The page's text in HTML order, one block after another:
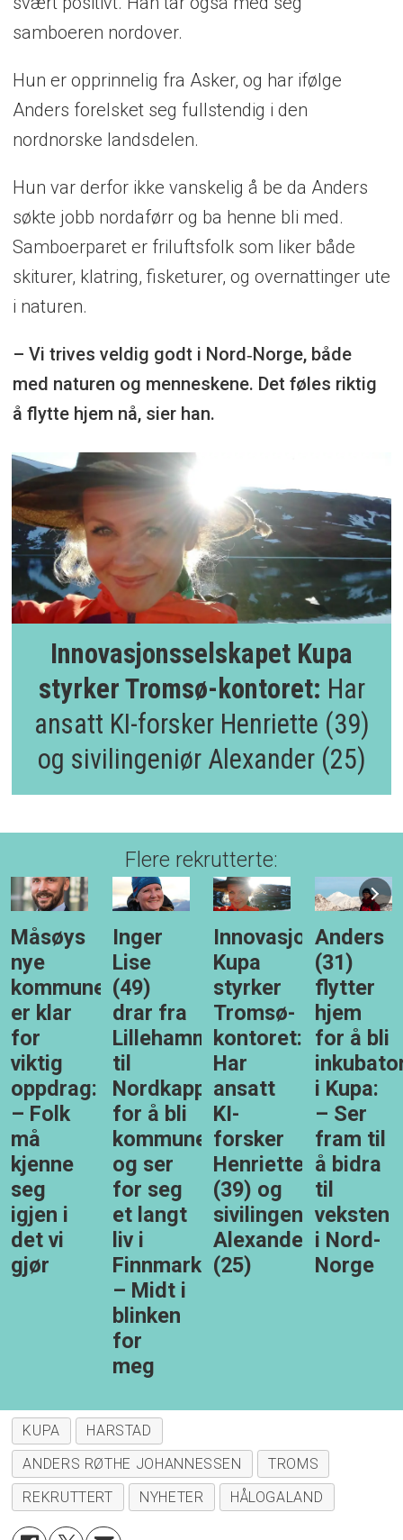
samboeren nordover.
Hun er opprinnelig fra Asker, og har ifølge
Anders forelsket seg fullstendig i den
nordnorske landsdelen.
Hun var derfor ikke vanskelig å be da Anders
søkte jobb nordaførr og ba henne bli med.
Samboerparet er friluftsfolk som liker både
skiturer, klatring, fisketurer, og overnattinger ute
i naturen.
– Vi trives veldig godt i Nord‑Norge, både
med naturen og menneskene. Det føles riktig
å flytte hjem nå, sier han.
Innovasjonsselskapet Kupa
styrker Tromsø-kontoret: Har
ansatt KI-forsker Henriette (39)
og sivilingeniør Alexander (25)
Flere rekrutterte:
Måsøys
nye
kommunedirektør
er klar
for
viktig
oppdrag:
– Folk
må
kjenne
seg
igjen i
det vi
gjør
Inger
Lise
(49)
drar fra
Lillehammer
til
Nordkapp
for å bli
kommunedirektør,
og ser
for seg
et langt
liv i
Finnmark:
– Midt i
blinken
for
meg
Kupa
styrker
Tromsø-
kontoret:
Har
ansatt
KI-
forsker
Henriette
(39) og
sivilingeniør
Alexander
(25)
Anders
(31)
flytter
hjem
for å bli
i Kupa:
– Ser
fram til
å bidra
til
veksten
i Nord-
Norge
KUPA
HARSTAD
ANDERS RØTHE JOHANNESSEN
TROMS
REKRUTTERT
NYHETER HÅLOGALAND